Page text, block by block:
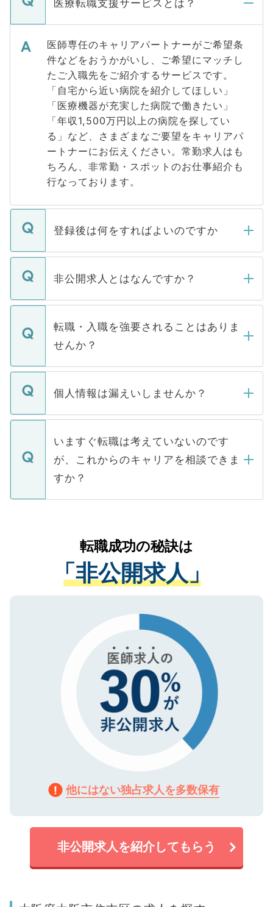
医療転職支援サービスとは？
医師専任のキャリアパートナーがご希望条
件などをおうかがいし、ご希望にマッチし
たご入職先をご紹介するサービスです。
「自宅から近い病院を紹介してほしい」
「医療機器が充実した病院で働きたい」
「年収1,500万円以上の病院を探してい
る」など、さまざまなご要望をキャリアパ
ートナーにお伝えください。常勤求人はも
ちろん、非常勤・スポットのお仕事紹介も
行なっております。
登録後は何をすればよいのですか
ご登録いただきましたら、弊社担当者がご
登録内容を確認し、その後メールもしくは
ます。通常、5営業日以内にはご連絡をせて
いただきますので、しばらくお待ちくださ
非公開求人とはなんですか？
マイナビDOCTORで取り扱っている求人の
うち約3割は、Webサイトからご覧いただ
けない「非公開求人」です。非公開求人は
下記の理由によって、一般には公開してい
ません。
■応募殺到を避けるため 人気のある医療機
関を公にしてしまうと、応募が殺到する場
に、医療機関が求める条件に合った人材の
みを人材紹介会社に依頼するケースが増え
ています。
転職・入職を強要されることはありま
せんか？
転職・入職を強要することは一切ありませ
ん。また、仮に応募先から内定をいただい
定を承諾する必要はありません。内定先へ
の辞退の連絡はキャリアパートナーが行い
個人情報は漏えいしませんか？
個人情報が漏えいすることはありませんの
で、ご安心ください。当サイトからの登録
などで収集したご登録者様の個人情報は、
ご本人のキャリアアップおよび転職活動の
支援を目的に使用いたします。お預かりし
ているすべての個人データはご本人の許可
は、個人情報の取り扱いについての厳密な
管理基準を満たした事業者のみに付与され
る、プライバシーマークを取得済みです。
で、機密保持に関してもご安心ください。
いますぐ転職は考えていないのです
が、これからのキャリアを相談できま
すか？
かがいして、現在の医療機関の状況や紹介
経験をまじえながら、適切なアドバイスを
させていただきます。すぐにご転職をされ
ない方には、長期的なサポートが可能です
ので、まずはご登録ください。
転職成功の秘訣は
「非公開求人」
他にはない独占求人を多数保有
非公開求人を紹介してもらう